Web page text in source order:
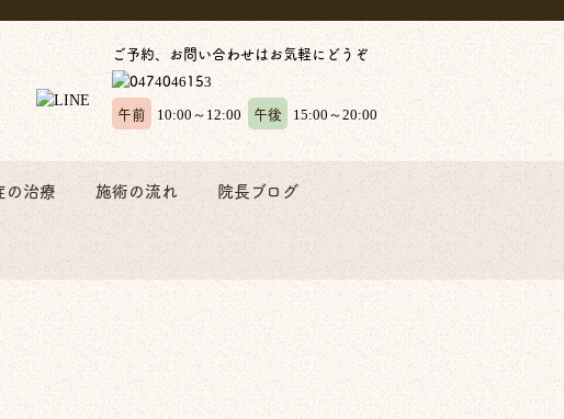
ご予約、お問い合わせはお気軽にどうぞ
午前 10:00～12:00 午後 15:00～20:00
の治療 施術の流れ 院長ブログ